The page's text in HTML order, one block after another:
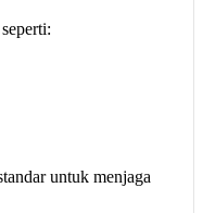
untuk menjaga